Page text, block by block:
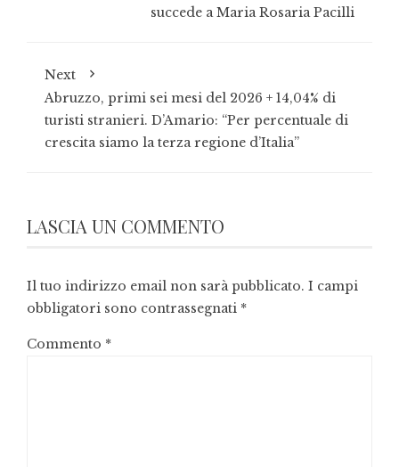
succede a Maria Rosaria Pacilli
Next
Abruzzo, primi sei mesi del 2026 + 14,04% di
turisti stranieri. D’Amario: “Per percentuale di
crescita siamo la terza regione d’Italia”
LASCIA UN COMMENTO
Il tuo indirizzo email non sarà pubblicato. I campi
obbligatori sono contrassegnati *
Commento *